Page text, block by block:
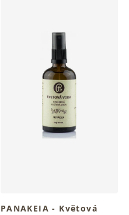
PANAKEIA - Květová